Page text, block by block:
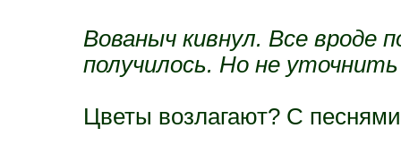
Вованыч кивнул. Все вроде
получилось. Но не
Цветы возлагают? С